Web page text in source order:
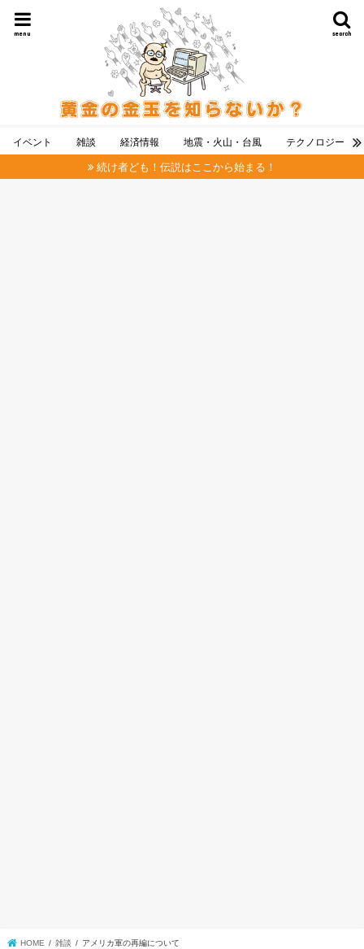
search
menu
イベント 雑談 経済情報 地震・火山・台風 テクノロジー
続け者ども！伝説はここから始まる！
HOME 雑談 アメリカ軍の再編について